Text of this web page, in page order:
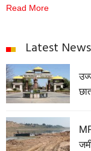
Read More
Latest News